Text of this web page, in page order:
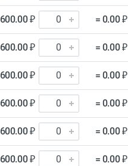
600.00 ₽ = 0.00 ₽
600.00 ₽ = 0.00 ₽
600.00 ₽ = 0.00 ₽
600.00 ₽ = 0.00 ₽
600.00 ₽ = 0.00 ₽
600.00 ₽ = 0.00 ₽